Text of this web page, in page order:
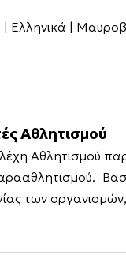
Ελληνικά |
Αθλητισμού
Αθλητισμού
των